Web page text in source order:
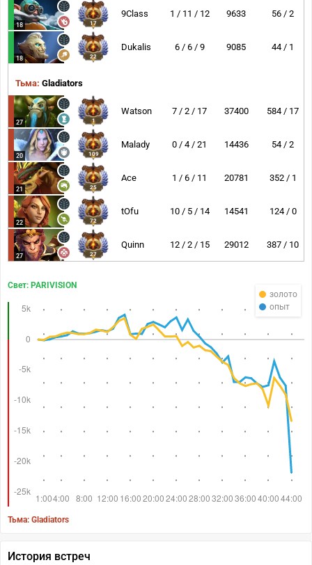
18 17
9Class 1 / 11 / 12 9633 56 / 2
18 22
Dukalis 6 / 6 / 9 9085 44 / 1
Тьма: Gladiators
27 1
Watson 7 / 2 / 17 37400 584 / 17
20 109
Malady 0 / 4 / 21 14436 54 / 2
21 25
Ace 1 / 6 / 11 20781 352 / 1
22 72
tOfu 10 / 5 / 14 14541 124 / 0
27 27
Quinn 12 / 2 / 15 29012 387 / 10
золото
опыт
Свет: PARIVISION
Тьма: Gladiators
История встреч